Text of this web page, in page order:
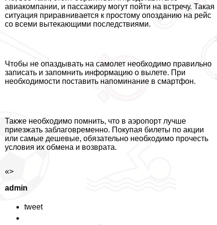
авиакомпании, и пассажиру могут пойти на встречу. Такая
ситуация приравнивается к простому опозданию на рейс
со всеми вытекающими последствиями.
Чтобы не опаздывать на самолет необходимо правильно
записать и запомнить информацию о вылете. При
необходимости поставить напоминание в смартфон.
Также необходимо помнить, что в аэропорт лучше
приезжать заблаговременно. Покупая билеты по акции
или самые дешевые, обязательно необходимо прочесть
условия их обмена и возврата.
«>
admin
tweet